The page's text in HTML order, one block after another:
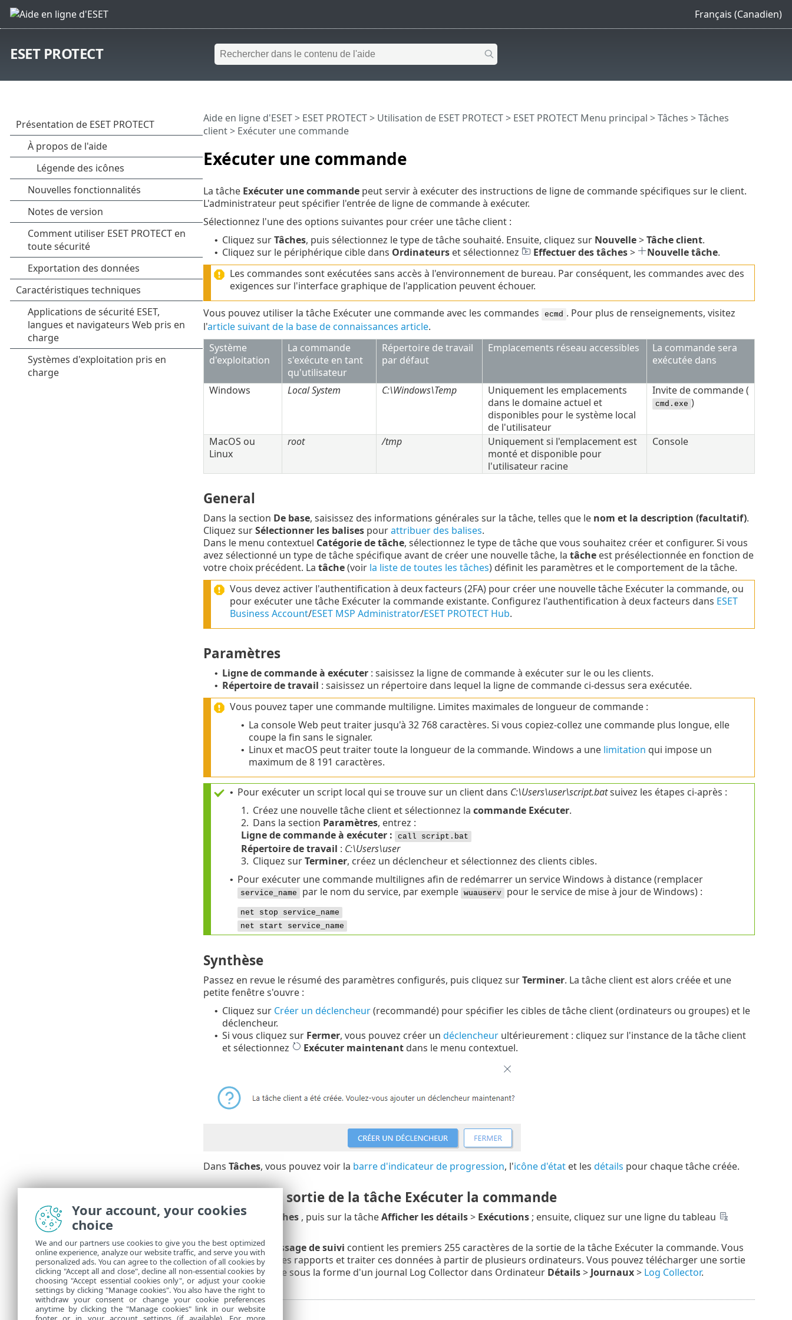
Français (Canadien)
ESET PROTECT
Exécuter une commande
Aide en ligne d'ESET> ESET PROTECT> Utilisation de ESET PROTECT> ESET PROTECT Menu principal >Tâches >Tâches
client> Exécuter une commande
La tâche Exécuter une commandepeut servir à exécuter des instructions de ligne de commande spécifiques sur le client.
L'administrateur peut spécifier l'entrée de ligne de commande à exécuter.
Sélectionnez l'une des options suivantes pour créer une tâche client :
• Cliquez surTâches, puis sélectionnez le type de tâche souhaité. Ensuite, cliquez sur Nouvelle>Tâche client.
• Cliquez sur le périphérique cible dans Ordinateurset sélectionnez Effectuer des tâches> Nouvelle tâche.
Les commandes sont exécutées sans accès à l'environnement de bureau. Par conséquent, les commandes avec des
exigences sur l'interface graphique de l'application peuvent échouer.
Vous pouvez utiliser la tâche Exécuter une commande avec les commandes ecmd . Pour plus de renseignements, visitez
l'article suivant de la base de connaissances article.
Système
d'exploitation
La commande
s'exécute en tant
qu'utilisateur
Répertoire de travail
par défaut
Emplacements réseau accessibles
La commande sera
exécutée dans
Windows Local System C:\Windows\Temp
Uniquement les emplacements
dans le domaine actuel et
disponibles pour le système local
de l'utilisateur
Invite de commande (
cmd.exe )
MacOS ou
Linux
root /tmp
Uniquement si l'emplacement est
monté et disponible pour
l'utilisateur racine
Console
General
Dans la section De base, saisissez des informations générales sur la tâche, telles que le nom et la description (facultatif).
Cliquez surSélectionner les balisespourattribuer des balises.
Dans le menu contextuel Catégorie de tâche, sélectionnez le type de tâche que vous souhaitez créer et configurer. Si vous
avez sélectionné un type de tâche spécifique avant de créer une nouvelle tâche, la tâcheest présélectionnée en fonction de
votre choix précédent. La tâche(voir la liste de toutes les tâches) définit les paramètres et le comportement de la tâche.
Vous devez activer l'authentification à deux facteurs (2FA) pour créer une nouvelle tâche Exécuter la commande, ou
pour exécuter une tâche Exécuter la commande existante. Configurez l'authentification à deux facteurs dans ESET
Business Account/ESET MSP Administrator/ESET PROTECT Hub.
Paramètres
• Ligne de commande à exécuter: saisissez la ligne de commande à exécuter sur le ou les clients.
• Répertoire de travail : saisissez un répertoire dans lequel la ligne de commande ci-dessus sera exécutée.
Vous pouvez taper une commande multiligne. Limites maximales de longueur de commande :
• La console Web peut traiter jusqu'à 32 768 caractères. Si vous copiez-collez une commande plus longue, elle
coupe la fin sans le signaler.
• Linux et macOS peut traiter toute la longueur de la commande. Windows a une limitation qui impose un
maximum de 8 191 caractères.
• Pour exécuter un script local qui se trouve sur un client dans C:\Users\user\script.batsuivez les étapes ci-après :
1. Créez une nouvelle tâche client et sélectionnez la commande Exécuter.
2. Dans la section Paramètres, entrez :
Ligne de commande à exécuter :
call script.bat
Répertoire de travail : C:\Users\user
3. Cliquez surTerminer, créez un déclencheur et sélectionnez des clients cibles.
• Pour exécuter une commande multilignes afin de redémarrer un service Windows à distance (remplacer
service_name par le nom du service, par exemple wuauserv pour le service de mise à jour de Windows) :
net stop service_name
net start service_name
Synthèse
Passez en revue le résumé des paramètres configurés, puis cliquez surTerminer. La tâche client est alors créée et une
petite fenêtre s'ouvre :
• Cliquez sur Créer un déclencheur(recommandé) pour spécifier les cibles de tâche client (ordinateurs ou groupes) et le
déclencheur.
• Si vous cliquez sur Fermer, vous pouvez créer un déclencheurultérieurement : cliquez sur l'instance de la tâche client
et sélectionnez
Exécuter maintenantdans le menu contextuel.
Dans Tâches, vous pouvez voir la barre d'indicateur de progression, l'icône d'étatet les détails pour chaque tâche créée.
Examinez la sortie de la tâche Exécuter la commande
1. Cliquez sur Tâches, puis sur la tâcheAfficher les détails> Exécutions; ensuite, cliquez sur une ligne du tableau
2. La colonne Message de suivi contient les premiers 255 caractères de la sortie de la tâche Exécuter la commande. Vous
pouvez créer des rapports et traiter ces données à partir de plusieurs ordinateurs. Vous pouvez télécharger une sortie
plus importante sous la forme d'un journal Log Collector dans Ordinateur Détails> Journaux> Log Collector.
Your account, your cookies
choice
We and our partners use cookies to give you the best optimized
online experience, analyze our website traffic, and serve you with
personalized ads. You can agree to the collection of all cookies by
clicking "Accept all and close", decline all non-essential cookies by
choosing "Accept essential cookies only", or adjust your cookie
settings by clicking "Manage cookies". You also have the right to
withdraw your consent or change your cookie preferences
anytime by clicking the "Manage cookies" link in our website